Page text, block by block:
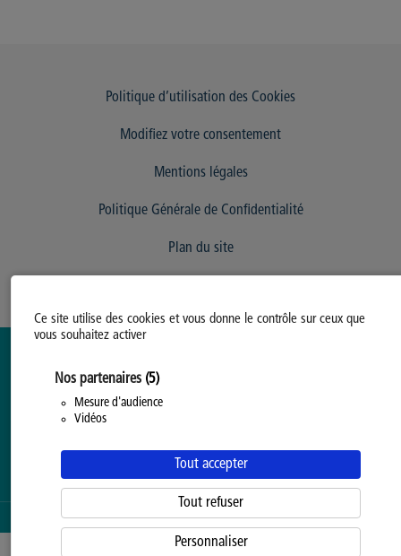
Ce site utilise des cookies et vous donne le contrôle sur ceux que
vous souhaitez activer
Nos partenaires (5)
Mesure d'audience
Vidéos
Tout accepter
Tout refuser
Personnaliser
Politique d’utilisation des Cookies
Modifiez votre consentement
Mentions légales
Politique Générale de Confidentialité
Plan du site